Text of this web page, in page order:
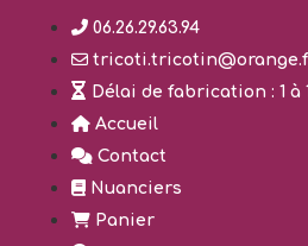
contenu
06.26.29.63.94
Délai de fabrication : 1 à
Accueil
Contact
Nuanciers
Panier